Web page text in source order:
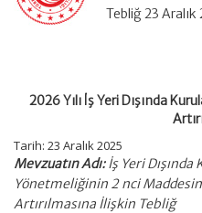
Tebliğ 23
2026 Yılı İş Yeri Dışında
Tarih: 23 Aralık 2025
Mevzuatın Adı:İş Yeri
Yönetmeliğinin 2 nci
Artırılmasına İlişkin Tebliğ